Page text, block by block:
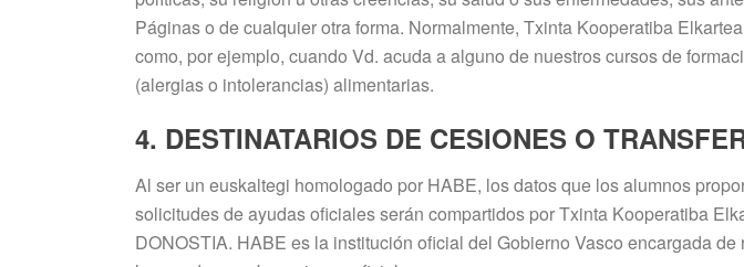
Páginas o de cualquier otra forma. Normalmente, Txinta Kooperatiba
como, por ejemplo, cuando Vd. acuda a alguno de nuestros cursos de
(alergias o intolerancias) alimentarias.
4. DESTINATARIOS DE CESIONES O
Al ser un euskaltegi homologado por HABE, los datos que los alumnos
solicitudes de ayudas oficiales serán compartidos por Txinta Kooperatiba
DONOSTIA. HABE es la institución oficial del Gobierno Vasco encargada